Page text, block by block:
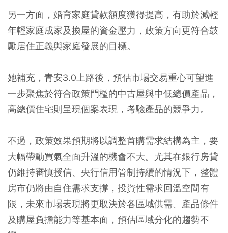
另一方面，婚育家庭貸款額度獲得提高，有助於減輕
年輕家庭成家及換屋的資金壓力，政策方向更符合鼓
勵居住正義與家庭發展的目標。
她補充，青安3.0上路後，預估市場交易重心可望進
一步聚焦於符合政策門檻的中古屋與中低總價產品，
高總價住宅則呈現個案表現，考驗產品的競爭力。
不過，政策效果預期將以調整首購需求結構為主，要
大幅帶動買氣全面升溫的機會不大。尤其在銀行房貸
仍維持審慎授信、央行信用管制持續的情況下，整體
房市仍將由自住需求支撐，投資性需求回溫空間有
限，未來市場表現將更取決於各區域供需、產品條件
及購屋負擔能力等基本面，預估區域分化的趨勢不